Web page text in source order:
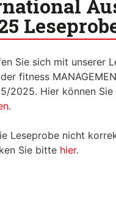
Sie sich mit unserer
fitness
2025. Hier können Sie
.
Leseprobe nicht
Sie bitte hier.